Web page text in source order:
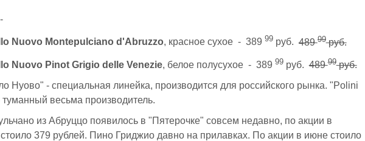
Nuovo Montepulciano d'Abruzzo, красное сухое - 389 99руб.48999руб.
Nuovo Pinot Grigio delle Venezie, белое полусухое - 389 99руб.48999руб.
Нуово" - специальная линейка, производится для российского рынка. "Polini
туманный весьма производитель.
из Абруццо появилось в "Пятерочке" совсем недавно, по акции в
стоило 379 рублей. Пино Гриджио давно на прилавках. По акции в июне стоило